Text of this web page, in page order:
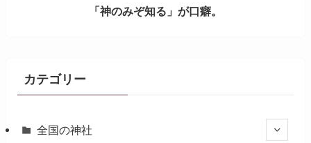
「神のみぞ知る」が口癖。
カテゴリー
全国の神社